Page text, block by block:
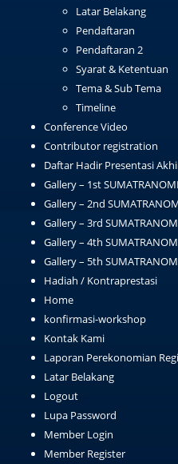
Latar Belakang
Pendaftaran
Pendaftaran 2
Syarat & Ketentuan
Tema & Sub Tema
Timeline
Conference Video
Contributor registration
Daftar Hadir Presentasi
Gallery – 1st
Gallery – 2nd
Gallery – 3rd
Gallery – 4th
Gallery – 5th
Hadiah / Kontraprestasi
Home
konfirmasi-workshop
Kontak Kami
Laporan Perekonomian
Latar Belakang
Logout
Lupa Password
Member Login
Member Register